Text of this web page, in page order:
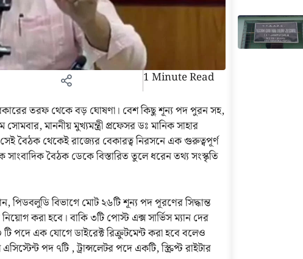
1 Minute Read
তরফ থেকে বড় ঘোষণা। বেশ কিছু শূন্য পদ পুরন সহ,
মাননীয় মুখ্যমন্ত্রী প্রফেসর ডঃ মানিক সাহার
বৈঠক থেকেই রাজ্যের বেকারত্ব নিরসনে এক গুরুত্বপূর্ণ
বৈঠক ডেকে বিস্তারিত তুলে ধরেন তথ্য সংস্কৃতি
পিডবলুডি বিভাগে মোট ২৬টি শূন্য পদ পূরণের সিদ্ধান্ত
করা হবে। বাকি ৩টি পোস্ট এক্স সার্ভিস ম্যান দের
পদে এক যোগে ডাইরেক্ট রিক্রুটমেন্ট করা হবে বলেও
পদ ৭টি , ট্রান্সলেটর পদে একটি, স্ক্রিপ্ট রাইটার